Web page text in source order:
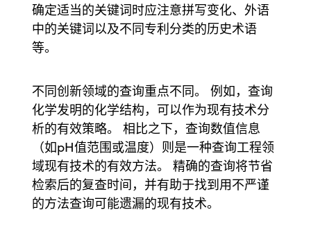
确定适当的关键词时应注意拼写变化、外语
中的关键词以及不同专利分类的历史术语
等。
不同创新领域的查询重点不同。 例如，查询
化学发明的化学结构，可以作为现有技术分
析的有效策略。 相比之下，查询数值信息
（如pH值范围或温度）则是一种查询工程领
域现有技术的有效方法。 精确的查询将节省
检索后的复查时间，并有助于找到用不严谨
的方法查询可能遗漏的现有技术。